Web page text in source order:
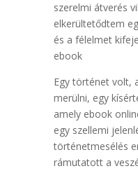
szerelmi átverés
elkerültetődtem
és a félelmet
ebook
Egy történet volt,
merülni, egy
amely ebook
egy szellemi
történetmesélés
rámutatott a